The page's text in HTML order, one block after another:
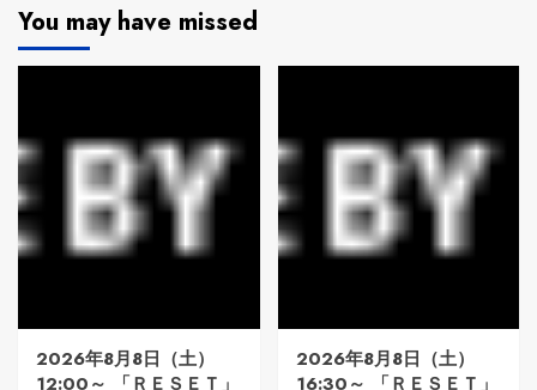
You may have missed
2026年8月8日（土）
12:00～ 「ＲＥＳＥＴ」
2026年8月8日（土）
16:30～ 「ＲＥＳＥＴ」